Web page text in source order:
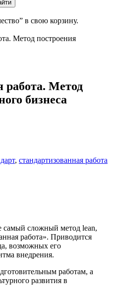
в свою корзину.
Метод построения
работа. Метод
бизнеса
, стандартизованная работа
самый сложный метод lean,
работа». Приводится
возможных его
внедрения.
работам, а
развития в